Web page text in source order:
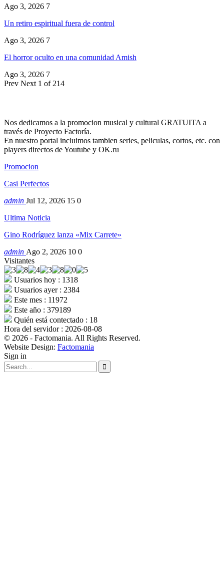
Ago 3, 2026 7
Un retiro espiritual fuera de control
Ago 3, 2026 7
El horror oculto en una comunidad Amish
Ago 3, 2026 7
Prev Next 1 of 214
Nos dedicamos a la promocion musical y cultural GRATUITA a
través de Proyecto Factoría.
En nuestro portal incluimos tambien series, peliculas, cortos, etc. con
players directos de Youtube y OK.ru
Promocion
Casi Perfectos
admin Jul 12, 2026 15 0
Ultima Noticia
Gino Rodríguez lanza «Mix Carrete»
admin Ago 2, 2026 10 0
Visitantes
Usuarios hoy : 1318
Usuarios ayer : 2384
Este mes : 11972
Este año : 379189
Quién está contectado : 18
Hora del servidor : 2026-08-08
© 2026 - Factomania. All Rights Reserved.
Website Design: Factomania
Sign in